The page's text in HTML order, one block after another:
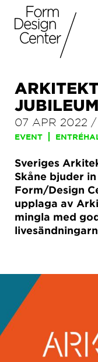
07 APR 2022 /
EVENT
Sveriges
Skåne bjuder
Form/Design
upplaga av
mingla med